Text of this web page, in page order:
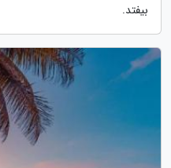
بیفتد.